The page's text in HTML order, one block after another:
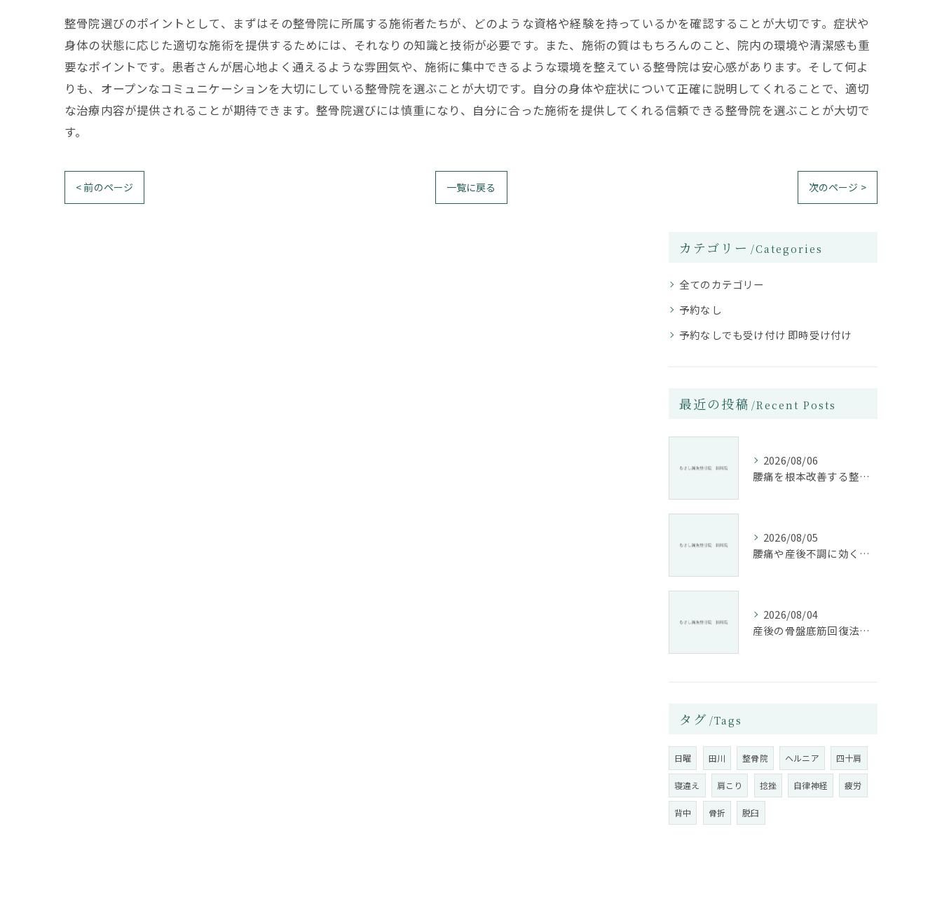
整骨院選びのポイントとして、まずはその整骨院に所属する施術者たちが、どのような資格や経験を持っているかを確認することが大切です。症状や
身体の状態に応じた適切な施術を提供するためには、それなりの知識と技術が必要です。また、施術の質はもちろんのこと、院内の環境や清潔感も重
要なポイントです。患者さんが居心地よく通えるような雰囲気や、施術に集中できるような環境を整えている整骨院は安心感があります。そして何よ
りも、オープンなコミュニケーションを大切にしている整骨院を選ぶことが大切です。自分の身体や症状について正確に説明してくれることで、適切
な治療内容が提供されることが期待できます。整骨院選びには慎重になり、自分に合った施術を提供してくれる信頼できる整骨院を選ぶことが大切で
す。
< 前のページ 一覧に戻る 次のページ >
カテゴリー Categories
全てのカテゴリー
予約なし
予約なしでも受け付け 即時受け付け
最近の投稿 Recent Posts
2026/08/06
腰痛を根本改善する整骨院の施術とアドバイスの重要性
2026/08/05
腰痛や産後不調に効く整骨院の施術と姿勢改善法
2026/08/04
産後の骨盤底筋回復法と整骨院活用
タグ Tags
日曜 田川 整骨院 ヘルニア 四十肩
寝違え 肩こり 捻挫 自律神経 疲労
背中 骨折 脱臼